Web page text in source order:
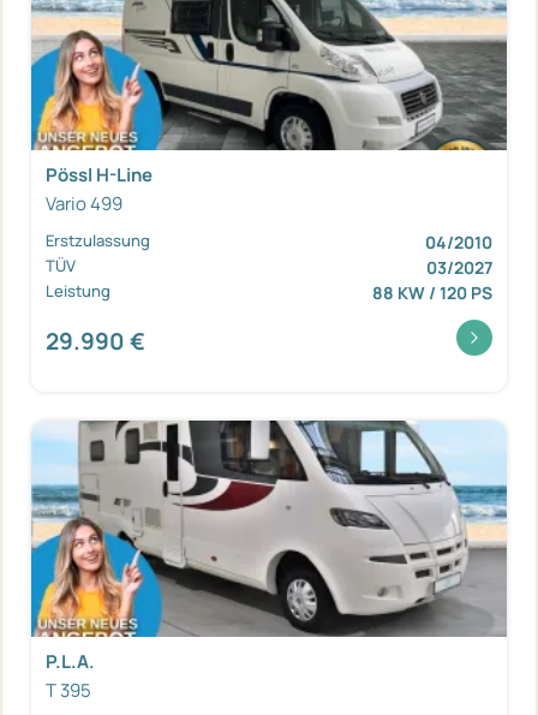
Pössl H-Line
Vario 499
Erstzulassung 04/2010
TÜV 03/2027
Leistung 88 KW / 120 PS
29.990 €
P.L.A.
T 395